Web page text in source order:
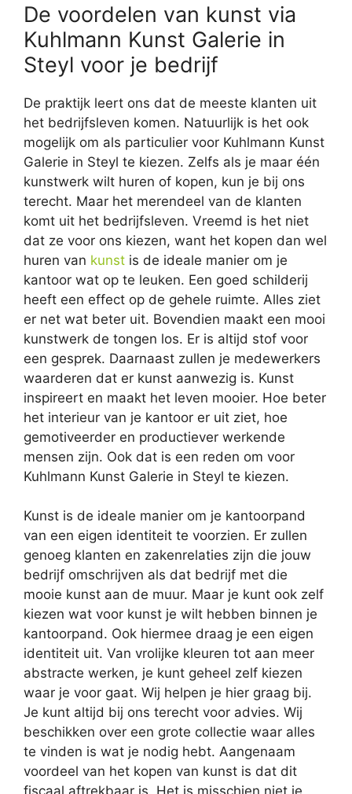
De voordelen van kunst via
Kuhlmann Kunst Galerie in
Steyl voor je bedrijf
De praktijk leert ons dat de meeste klanten uit
het bedrijfsleven komen. Natuurlijk is het ook
mogelijk om als particulier voor Kuhlmann Kunst
Galerie in Steyl te kiezen. Zelfs als je maar één
kunstwerk wilt huren of kopen, kun je bij ons
terecht. Maar het merendeel van de klanten
komt uit het bedrijfsleven. Vreemd is het niet
dat ze voor ons kiezen, want het kopen dan wel
huren van kunst is de ideale manier om je
kantoor wat op te leuken. Een goed schilderij
heeft een effect op de gehele ruimte. Alles ziet
er net wat beter uit. Bovendien maakt een mooi
kunstwerk de tongen los. Er is altijd stof voor
een gesprek. Daarnaast zullen je medewerkers
waarderen dat er kunst aanwezig is. Kunst
inspireert en maakt het leven mooier. Hoe beter
het interieur van je kantoor er uit ziet, hoe
gemotiveerder en productiever werkende
mensen zijn. Ook dat is een reden om voor
Kuhlmann Kunst Galerie in Steyl te kiezen.
Kunst is de ideale manier om je kantoorpand
van een eigen identiteit te voorzien. Er zullen
genoeg klanten en zakenrelaties zijn die jouw
bedrijf omschrijven als dat bedrijf met die
mooie kunst aan de muur. Maar je kunt ook zelf
kiezen wat voor kunst je wilt hebben binnen je
kantoorpand. Ook hiermee draag je een eigen
identiteit uit. Van vrolijke kleuren tot aan meer
abstracte werken, je kunt geheel zelf kiezen
waar je voor gaat. Wij helpen je hier graag bij.
Je kunt altijd bij ons terecht voor advies. Wij
beschikken over een grote collectie waar alles
te vinden is wat je nodig hebt. Aangenaam
voordeel van het kopen van kunst is dat dit